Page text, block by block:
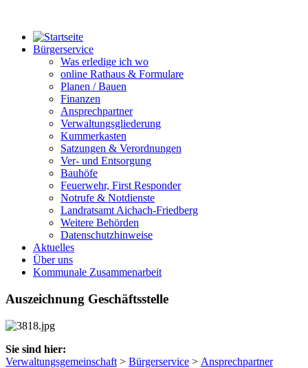
Bürgerservice
Was erledige ich wo
online Rathaus & Formulare
Planen / Bauen
Finanzen
Ansprechpartner
Verwaltungsgliederung
Kummerkasten
Satzungen & Verordnungen
Ver- und Entsorgung
Bauhöfe
Feuerwehr, First Responder
Notrufe & Notdienste
Landratsamt Aichach-Friedberg
Weitere Behörden
Datenschutzhinweise
Aktuelles
Über uns
Kommunale Zusammenarbeit
Auszeichnung Geschäftsstelle
Sie sind hier:
Verwaltungsgemeinschaft > Bürgerservice > Ansprechpartner